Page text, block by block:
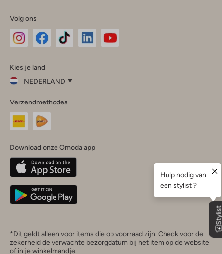
Volg ons
InstagramFacebook
Kies je land
NEDERLAND
je
land
Nederland
Belgique(Français)
Deutschland
Verzendmethodes
Download onze Omoda app
*Dit geldt alleen voor items die op voorraad zijn. Check voor de
zekerheid de verwachte bezorgdatum bij het item op de website
of in je winkelmandje.